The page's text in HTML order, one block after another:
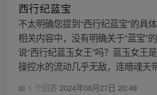
西行纪蓝宝
不太明确您提到“西行纪蓝宝”的具
相关内容中，没有明确关于“蓝宝”
说“西行纪蓝玉女王”吗？蓝玉女王
操控水的流动几乎无敌，连暗魂天
1 个回答 2024年08月27日 20:48